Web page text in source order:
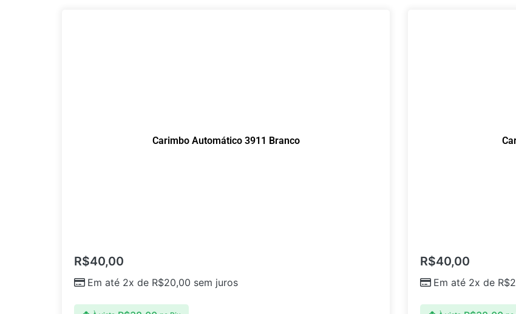
Carimbo Automático 3911 Branco
R$40,00
Em até 2x de R$20,00 sem juros
R$40,00
Em até 2x de R$